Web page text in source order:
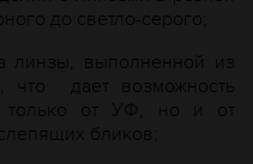
до светло-серого;
линзы, выполненной из
что
дает возможность
только от УФ, но и от
бликов;